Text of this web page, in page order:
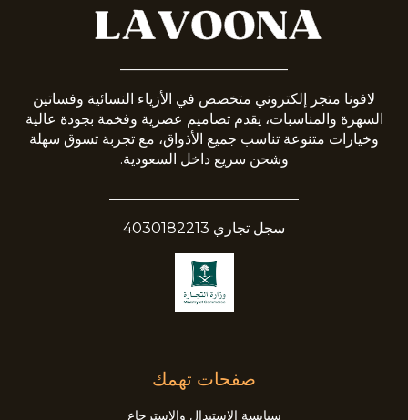
لافونا متجر إلكتروني متخصص في الأزياء النسائية وفساتين
السهرة والمناسبات، يقدم تصاميم عصرية وفخمة بجودة عالية
وخيارات متنوعة تناسب جميع الأذواق، مع تجربة تسوق سهلة
وشحن سريع داخل السعودية.
سجل تجاري 4030182213
صفحات تهمك
سيايسة الاستبدال والاسترجاع